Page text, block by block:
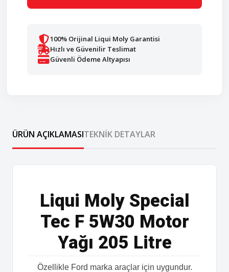
100% Orijinal Liqui Moly Garantisi
Hızlı ve Güvenilir Teslimat
Güvenli Ödeme Altyapısı
ÜRÜN AÇIKLAMASITEKNIK DETAYLAR
Liqui Moly Special
Tec F 5W30 Motor
Yağı 205 Litre
Özellikle Ford marka araçlar için uygundur.